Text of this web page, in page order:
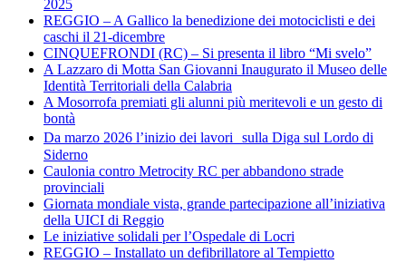
2025
REGGIO – A Gallico la benedizione dei motociclisti e dei
caschi il 21-dicembre
CINQUEFRONDI (RC) – Si presenta il libro “Mi svelo”
A Lazzaro di Motta San Giovanni Inaugurato il Museo delle
Identità Territoriali della Calabria
A Mosorrofa premiati gli alunni più meritevoli e un gesto di
bontà
Da marzo 2026 l’inizio dei lavori sulla Diga sul Lordo di
Siderno
Caulonia contro Metrocity RC per abbandono strade
provinciali
Giornata mondiale vista, grande partecipazione all’iniziativa
della UICI di Reggio
Le iniziative solidali per l’Ospedale di Locri
REGGIO – Installato un defibrillatore al Tempietto